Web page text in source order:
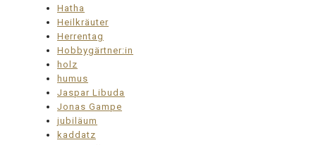
Hatha
Heilkräuter
Herrentag
Hobbygärtner:in
holz
humus
Jaspar Libuda
Jonas Gampe
jubiläum
kaddatz